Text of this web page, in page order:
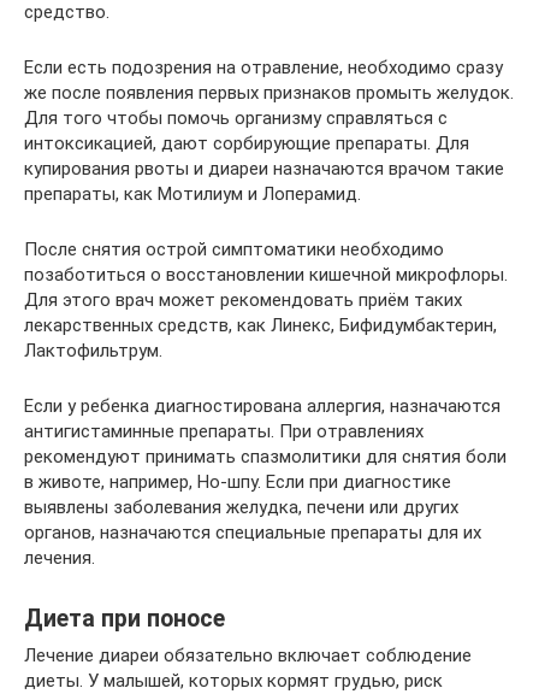
средство.
Если есть подозрения на отравление, необходимо сразу
же после появления первых признаков промыть желудок.
Для того чтобы помочь организму справляться с
интоксикацией, дают сорбирующие препараты. Для
купирования рвоты и диареи назначаются врачом такие
препараты, как Мотилиум и Лоперамид.
После снятия острой симптоматики необходимо
позаботиться о восстановлении кишечной микрофлоры.
Для этого врач может рекомендовать приём таких
лекарственных средств, как Линекс, Бифидумбактерин,
Лактофильтрум.
Если у ребенка диагностирована аллергия, назначаются
антигистаминные препараты. При отравлениях
рекомендуют принимать спазмолитики для снятия боли
в животе, например, Но-шпу. Если при диагностике
выявлены заболевания желудка, печени или других
органов, назначаются специальные препараты для их
лечения.
Диета при поносе
Лечение диареи обязательно включает соблюдение
диеты. У малышей, которых кормят грудью, риск